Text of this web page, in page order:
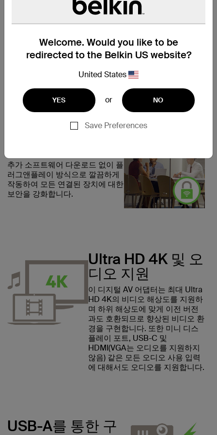
Welcome. Would you like to be
redirected to the Belkin US website?
United States
YES or NO
Save Preferences
젝터/디스플레이에 연결된 상태로
유지되어 오랜 시간에 걸쳐 설치하
거나 IT 팀으로부터 지원을 받을 필
요성을 없애 줍니다. 자석식 케이
블 헤드는 회의실, 강당, 강의실 또
는 전시 센터에서 설치된 AV 시스
되도록 합니다.
네트워크를 위한
추가 소프트웨어 다운로드 없이 플
러그앤플레이 방식으로 깔끔하게
작동하여 모든 연결된 장치에 대한
보안을 강화합니다.
Ultra HD 4K 및 오
디오 지원
이 디지털 AV 어댑터는 최대 Ultra
HD 4K의 비디오 해상도를 지원하
며 하위 해상도에 맞게 이전 버전
과도 호환되므로 향상된 비디오 환
경을 구현합니다. 또한 미니 디스
플레이 포트, USB-C 및
HDMI(VGA는 오디오를 지원하지
않음) 같은 모든 오디오 사용 입력
에 대해서도 오디오를 지원합니다.
USB-A를 통한 구